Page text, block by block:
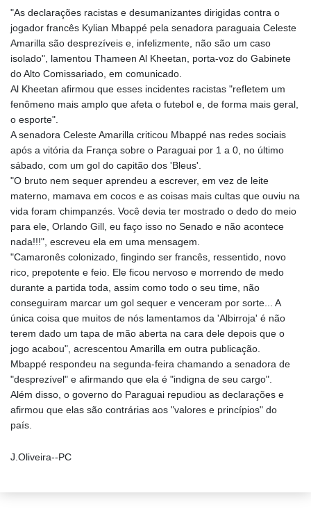
"As declarações racistas e desumanizantes dirigidas contra o
jogador francês Kylian Mbappé pela senadora paraguaia Celeste
Amarilla são desprezíveis e, infelizmente, não são um caso
isolado", lamentou Thameen Al Kheetan, porta-voz do Gabinete
do Alto Comissariado, em comunicado.
Al Kheetan afirmou que esses incidentes racistas "refletem um
fenômeno mais amplo que afeta o futebol e, de forma mais geral,
o esporte".
A senadora Celeste Amarilla criticou Mbappé nas redes sociais
após a vitória da França sobre o Paraguai por 1 a 0, no último
sábado, com um gol do capitão dos 'Bleus'.
"O bruto nem sequer aprendeu a escrever, em vez de leite
materno, mamava em cocos e as coisas mais cultas que ouviu na
vida foram chimpanzés. Você devia ter mostrado o dedo do meio
para ele, Orlando Gill, eu faço isso no Senado e não acontece
nada!!!", escreveu ela em uma mensagem.
"Camaronês colonizado, fingindo ser francês, ressentido, novo
rico, prepotente e feio. Ele ficou nervoso e morrendo de medo
durante a partida toda, assim como todo o seu time, não
conseguiram marcar um gol sequer e venceram por sorte... A
única coisa que muitos de nós lamentamos da 'Albirroja' é não
terem dado um tapa de mão aberta na cara dele depois que o
jogo acabou", acrescentou Amarilla em outra publicação.
Mbappé respondeu na segunda-feira chamando a senadora de
"desprezível" e afirmando que ela é "indigna de seu cargo".
Além disso, o governo do Paraguai repudiou as declarações e
afirmou que elas são contrárias aos "valores e princípios" do
país.
J.Oliveira--PC